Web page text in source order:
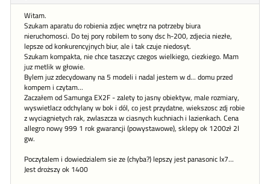
Witam.
Szukam aparatu do robienia zdjec wnętrz na potrzeby biura
nieruchomosci. Do tej pory robilem to sony dsc h-200, zdjecia niezłe,
lepsze od konkurencyjnych biur, ale i tak czuje niedosyt.
Szukam kompakta, nie chce taszczyc czegos wielkiego, ciezkiego. Mam
juz metlik w głowie.
Bylem juz zdecydowany na 5 modeli i nadal jestem w d... domu przed
kompem i czytam...
Zaczałem od Samunga EX2F - zalety to jasny obiektyw, male rozmiary,
wyswietlacz odchylany w bok i dól, co jest przydatne, wiekszosc zdj robie
z wyciagnietych rak, zwlaszcza w ciasnych kuchniach i lazienkach. Cena
allegro nowy 999 1 rok gwarancji (powystawowe), sklepy ok 1200zł 2l
gw.
Poczytalem i dowiedzialem sie ze (chyba?) lepszy jest panasonic lx7...
Jest droższy ok 1400